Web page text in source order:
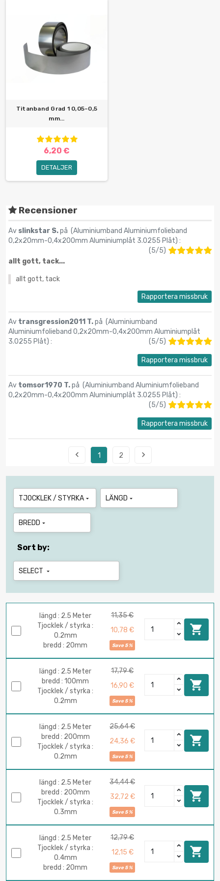
Titanband Grad 1 0,05–0,5
mm...
6,20 €
DETALJER
Recensioner
Av slinkstar S.på (Aluminiumband Aluminiumfolieband
0,2x20mm-0,4x200mm Aluminiumplåt 3.0255 Plåt) :
(5/5)
allt gott, tack...
allt gott, tack
Rapportera missbruk
Av transgression2011 T.på (Aluminiumband
Aluminiumfolieband 0,2x20mm-0,4x200mm Aluminiumplåt
3.0255 Plåt) : (5/5)
Rapportera missbruk
Av tomsor1970 T.på (Aluminiumband Aluminiumfolieband
0,2x20mm-0,4x200mm Aluminiumplåt 3.0255 Plåt) :
(5/5)
Rapportera missbruk
 1 2 
TJOCKLEK / STYRKA  LÄNGD 
BREDD 
Sort by:
SELECT 
längd : 2.5 Meter
Tjocklek / styrka :
0.2mm
bredd : 20mm
11,35 €
10,78 €
Save 5 %

längd : 2.5 Meter
bredd : 100mm
Tjocklek / styrka :
0.2mm
17,79 €
16,90 €
Save 5 %

längd : 2.5 Meter
bredd : 200mm
Tjocklek / styrka :
0.2mm
25,64 €
24,36 €
Save 5 %

längd : 2.5 Meter
bredd : 200mm
Tjocklek / styrka :
0.3mm
34,44 €
32,72 €
Save 5 %

längd : 2.5 Meter
Tjocklek / styrka :
0.4mm
bredd : 20mm
12,79 €
12,15 €
Save 5 %
